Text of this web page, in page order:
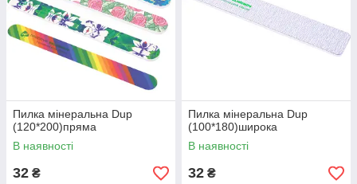
Пилка мінеральна Dup
(120*200)пряма
В наявності
32 ₴
Пилка мінеральна Dup
(100*180)широка
В наявності
32 ₴